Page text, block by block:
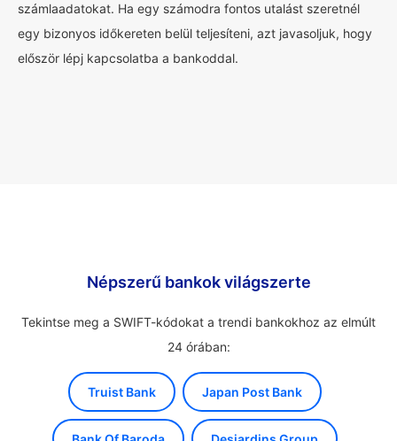
számlaadatokat. Ha egy számodra fontos utalást szeretnél
egy bizonyos időkereten belül teljesíteni, azt javasoljuk, hogy
először lépj kapcsolatba a bankoddal.
Népszerű bankok világszerte
Tekintse meg a SWIFT-kódokat a trendi bankokhoz az elmúlt
24 órában:
Truist Bank Japan Post Bank